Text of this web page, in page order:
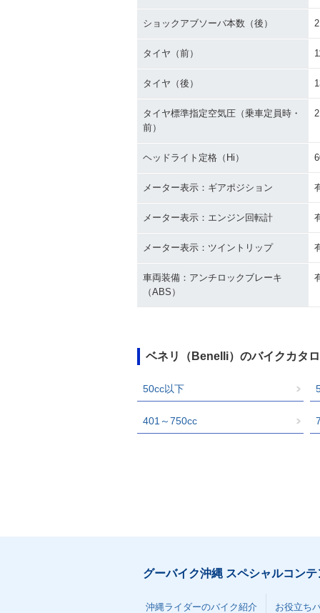
ショックアブソーバ本数（後） 2
タイヤ（前）
タイヤ（後）
タイヤ標準指定空気圧（乗車定員時・
前）
ヘッドライト定格（Hi）
メーター表示：ギアポジション
メーター表示：エンジン回転計
メーター表示：ツイントリップ
車両装備：アンチロックブレーキ
（ABS）
ベネリ（Benelli）のバイクカタ
50cc以下
401～750cc
グーバイク沖縄 スペシャルコンテ
沖縄ライダーのバイク紹介 お役立ち